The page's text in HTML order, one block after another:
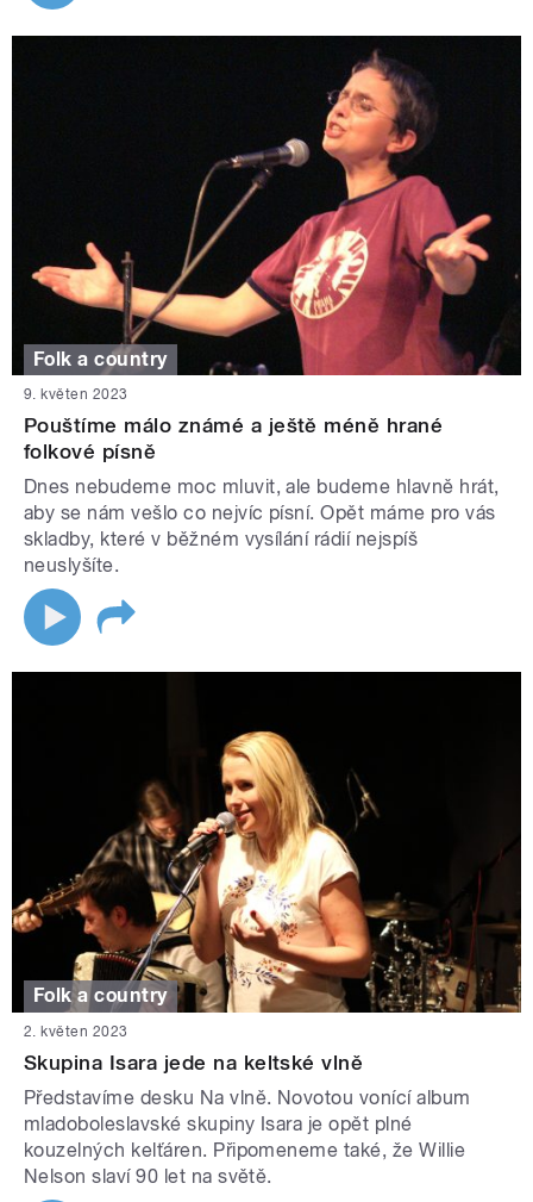
Folk a country
9. květen 2023
Pouštíme málo známé a ještě méně hrané
folkové písně
Dnes nebudeme moc mluvit, ale budeme hlavně hrát,
aby se nám vešlo co nejvíc písní. Opět máme pro vás
skladby, které v běžném vysílání rádií nejspíš
neuslyšíte.
Folk a country
2. květen 2023
Skupina Isara jede na keltské vlně
Představíme desku Na vlně. Novotou vonící album
mladoboleslavské skupiny Isara je opět plné
kouzelných kelťáren. Připomeneme také, že Willie
Nelson slaví 90 let na světě.